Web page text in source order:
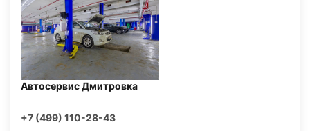
Автосервис Дмитровка
+7 (499) 110-28-43